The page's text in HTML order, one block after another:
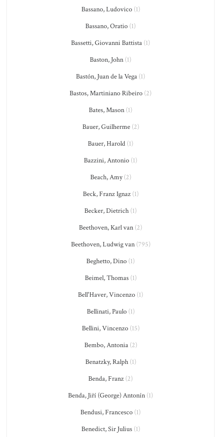
Bassano, Ludovico(1)
Bassano, Oratio (1)
Bassetti, Giovanni Battista (1)
Baston, John (1)
Bastón, Juan de la Vega (1)
Bastos, Martiniano Ribeiro (2)
Bates, Mason (1)
Bauer, Guilherme(2)
Bauer, Harold (1)
Bazzini, Antonio (1)
Beach, Amy(2)
Beck, Franz Ignaz(1)
Becker, Dietrich (1)
Beethoven, Karl van (2)
Beethoven, Ludwig van(795)
Beghetto, Dino (1)
Beimel, Thomas(1)
Bell'Haver, Vincenzo (1)
Bellinati, Paulo(1)
Bellini, Vincenzo(15)
Bembo, Antonia(2)
Benatzky, Ralph(1)
Benda, Franz (2)
Benda, Jiří (George) Antonín (1)
Bendusi, Francesco (1)
Benedict, Sir Julius(1)